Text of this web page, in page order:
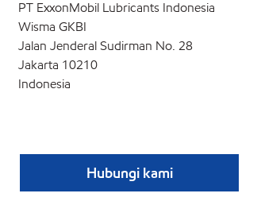
PT ExxonMobil Lubricants Indonesia
Wisma GKBI
Jalan Jenderal Sudirman No. 28
Jakarta 10210
Indonesia
Hubungi kami